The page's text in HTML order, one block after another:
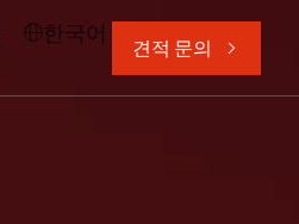
한국어
견적 문의